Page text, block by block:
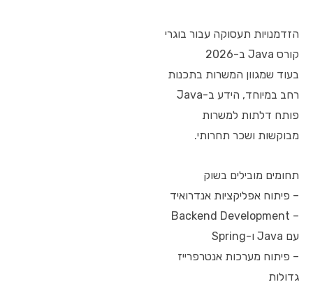
הזדמנויות תעסוקה עבור בוגרי
קורס Java ב-2026
בעוד שמגוון המשרות בתכנות
רחב במיוחד, הידע ב-Java
פותח דלתות למשרות
מבוקשות ושכר תחרותי.
תחומים מובילים בשוק
– פיתוח אפליקציות אנדרואיד
– Backend Development
עם Java ו-Spring
– פיתוח מערכות אנטרפרייז
גדולות